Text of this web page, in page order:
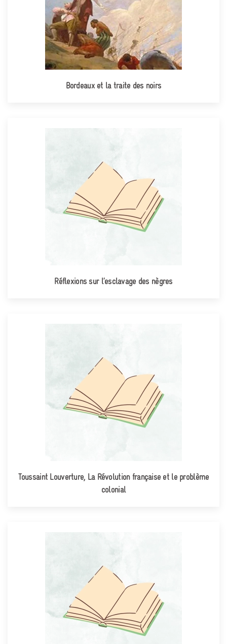
Bordeaux et la traite des noirs
Réflexions sur l’esclavage des nègres
Toussaint Louverture, La Révolution française et le problème
colonial